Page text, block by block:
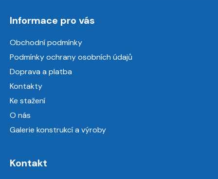
Informace pro vás
Obchodní podmínky
Podmínky ochrany osobních údajů
Doprava a platba
Kontakty
Ke stažení
O nás
Galerie konstrukcí a výroby
Kontakt